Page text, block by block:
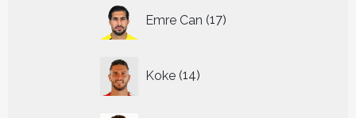
Emre Can 17
producten
Koke 14
producten